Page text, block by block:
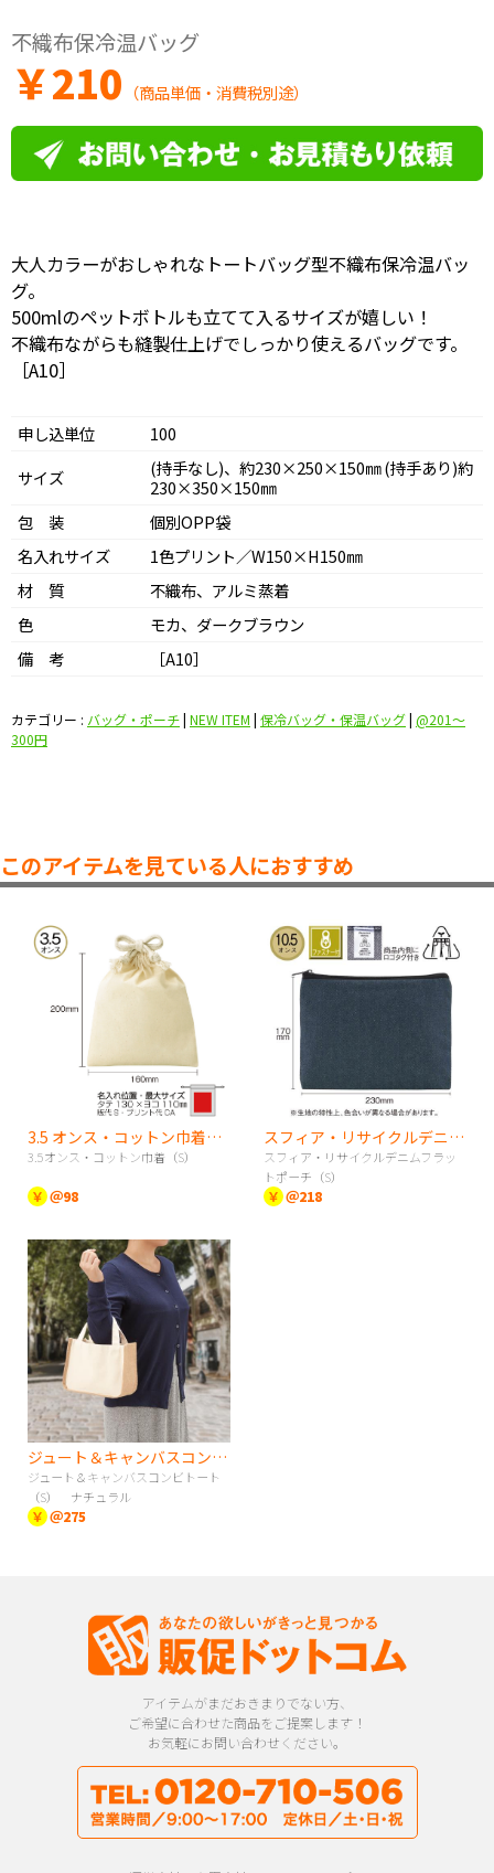
不織布保冷温バッグ
￥210 （商品単価・消費税別途）
大人カラーがおしゃれなトートバッグ型不織布保冷温バッ
グ。
500mlのペットボトルも立てて入るサイズが嬉しい！
不織布ながらも縫製仕上げでしっかり使えるバッグです。
［A10］
申し込単位
100
サイズ
(持手なし)、約230×250×150㎜ (持手あり)約
230×350×150㎜
包 装
個別OPP袋
名入れサイズ
1色プリント／W150×H150㎜
材 質
不織布、アルミ蒸着
色
モカ、ダークブラウン
備 考
［A10］
カテゴリー : バッグ・ポーチ| NEW ITEM | 保冷バッグ・保温バッグ| @201〜
300円
このアイテムを見ている人におすすめ
3.5 オンス・コットン巾着（S）
3.5オンス・コットン巾着（S）
￥ ＠98
スフィア・リサイクルデニムフラットポーチ（S）
スフィア・リサイクルデニムフラッ
トポーチ（S）
￥ ＠218
ジュート＆キャンバスコンビトート（S） ナチュラル
ジュート＆キャンバスコンビトート
（S） ナチュラル
￥ ＠275
アイテムがまだおきまりでない方、
ご希望に合わせた商品をご提案します！
お気軽にお問い合わせください。